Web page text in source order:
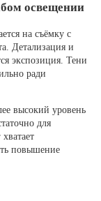
освещении
на съёмку с
Детализация и
экспозиция. Тени
ради
высокий уровень
для
повышение